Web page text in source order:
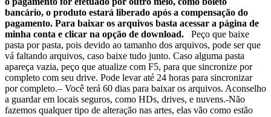
bancário, o produto estará liberado após a compensação do
pagamento. Para baixar os arquivos basta acessar a página de
minha conta e clicar na opção de download.
Peço que baixe
pasta por pasta, pois devido ao tamanho dos arquivos, pode ser que
vá faltando arquivos, caso baixe tudo junto. Caso alguma pasta
apareça vazia, peço que atualize com F5, para que sincronize por
completo com seu drive. Pode levar até 24 horas para sincronizar
por completo.– Você terá 60 dias para baixar os arquivos. Aconselho
a guardar em locais seguros, como HDs, drives, e nuvens.-Não
fazemos qualquer tipo de alteração nas artes, elas vão como estão